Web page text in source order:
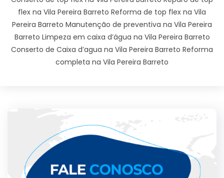
flex na Vila Pereira Barreto Reforma de top flex na Vila
Pereira Barreto Manutenção de preventiva na Vila Pereira
Barreto Limpeza em caixa d’água na Vila Pereira Barreto
Conserto de Caixa d’agua na Vila Pereira Barreto Reforma
completa na Vila Pereira Barreto